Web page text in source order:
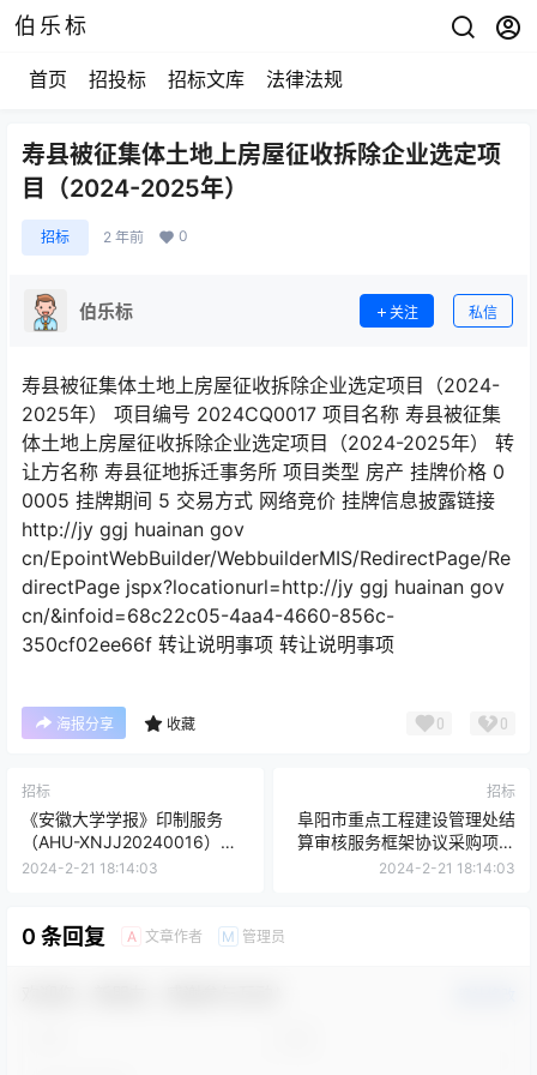
伯乐标
首页 招投标 招标文库 法律法规
寿县被征集体土地上房屋征收拆除企业选定项
目（2024-2025年）
招标 2 年前 0
伯乐标 关注 私信
寿县被征集体土地上房屋征收拆除企业选定项目（2024-
2025年） 项目编号 2024CQ0017 项目名称 寿县被征集
体土地上房屋征收拆除企业选定项目（2024-2025年） 转
让方名称 寿县征地拆迁事务所 项目类型 房产 挂牌价格 0
0005 挂牌期间 5 交易方式 网络竞价 挂牌信息披露链接
http://jy ggj huainan gov
cn/EpointWebBuilder/WebbuilderMIS/RedirectPage/Re
directPage jspx?locationurl=http://jy ggj huainan gov
cn/&infoid=68c22c05-4aa4-4660-856c-
350cf02ee66f 转让说明事项 转让说明事项
海报分享 收藏 0 0
招标
《安徽大学学报》印制服务
（AHU-XNJJ20240016）延
期公告
2024-2-21 18:14:03
招标
阜阳市重点工程建设管理处结
算审核服务框架协议采购项目
一标段征集公告
2024-2-21 18:14:03
0 条回复 A 文章作者 M 管理员